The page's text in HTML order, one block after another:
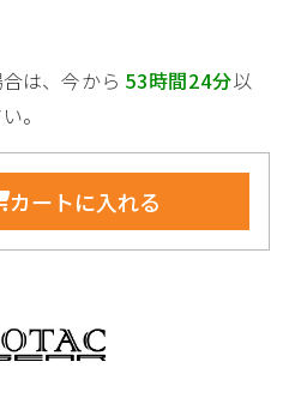
は、今から 53時間24分以
。
カートに入れる